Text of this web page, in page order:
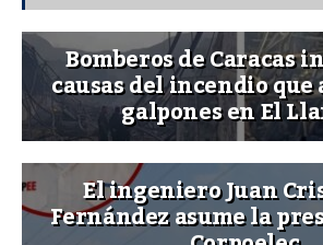
Bomberos de Caracas
causas del incendio
galpones en El
El ingeniero Juan
Fernández asume la